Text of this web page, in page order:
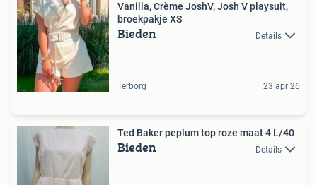
Vanilla, Crème JoshV, Josh V playsuit,
broekpakje XS
Bieden Details
Terborg 23 apr 26
Ted Baker peplum top roze maat 4 L/40
Bieden Details